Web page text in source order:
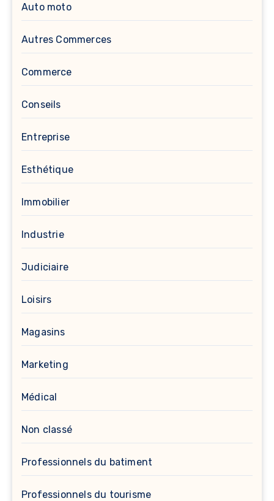
Auto moto
Autres Commerces
Commerce
Conseils
Entreprise
Esthétique
Immobilier
Industrie
Judiciaire
Loisirs
Magasins
Marketing
Médical
Non classé
Professionnels du batiment
Professionnels du tourisme